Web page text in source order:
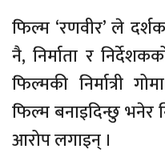
फिल्म ‘रणवीर’ ले
नै, निर्माता र
फिल्मकी निर्मात्री
फिल्म बनाइदिन्छु
आरोप लगाइन् ।